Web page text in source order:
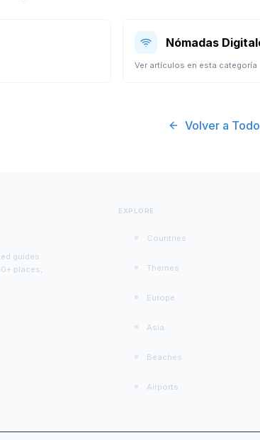
Nómadas
Ver artículos en esta categoría
Volver a
guides
places,
EXPLORE
Countries
Themes
Europe
Asia
Beaches
Airports